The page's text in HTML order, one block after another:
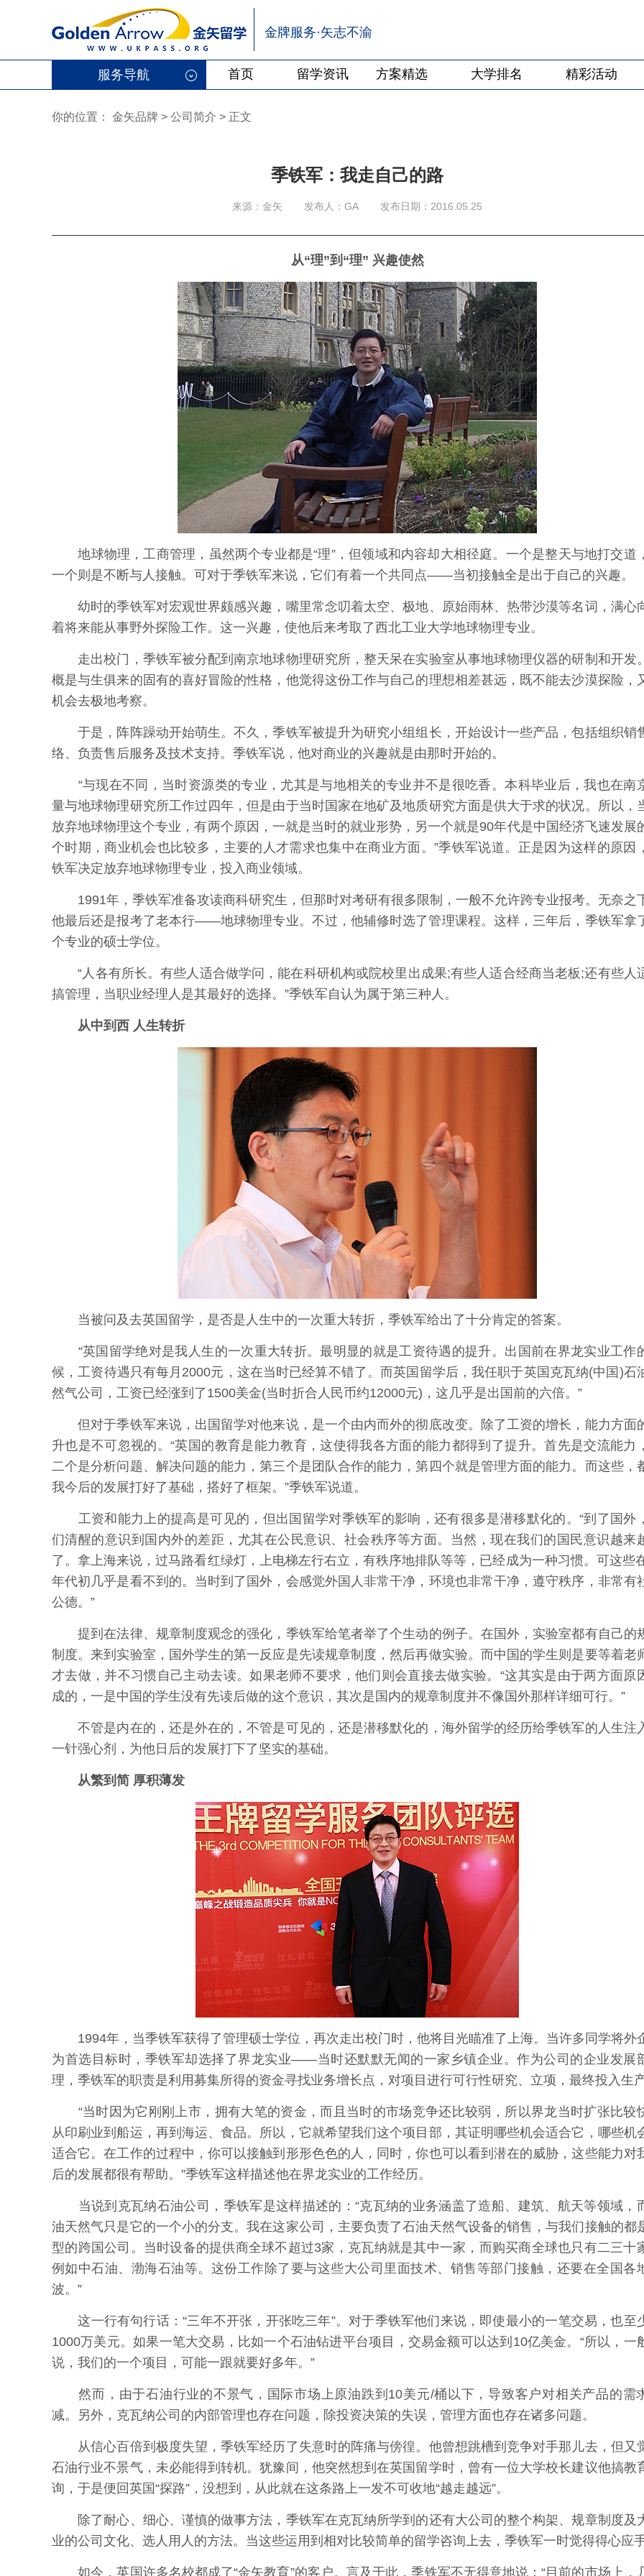
金牌服务·矢志不渝
服务导航 首页 留学资讯 方案精选 大学排名 精彩活动
你的位置： 金矢品牌 > 公司简介 > 正文
季铁军：我走自己的路
来源：金矢 发布人：GA 发布日期：2016.05.25
从“理”到“理” 兴趣使然
地球物理，工商管理，虽然两个专业都是“理”，但领域和内容却大相径庭。一个是整天与地打交道
一个则是不断与人接触。可对于季铁军来说，它们有着一个共同点——当初接触全是出于自己的兴趣。
幼时的季铁军对宏观世界颇感兴趣，嘴里常念叨着太空、极地、原始雨林、热带沙漠等名词，满心
着将来能从事野外探险工作。这一兴趣，使他后来考取了西北工业大学地球物理专业。
走出校门，季铁军被分配到南京地球物理研究所，整天呆在实验室从事地球物理仪器的研制和开发
概是与生俱来的固有的喜好冒险的性格，他觉得这份工作与自己的理想相差甚远，既不能去沙漠探险，
机会去极地考察。
于是，阵阵躁动开始萌生。不久，季铁军被提升为研究小组组长，开始设计一些产品，包括组织销
络、负责售后服务及技术支持。季铁军说，他对商业的兴趣就是由那时开始的。
“与现在不同，当时资源类的专业，尤其是与地相关的专业并不是很吃香。本科毕业后，我也在南
量与地球物理研究所工作过四年，但是由于当时国家在地矿及地质研究方面是供大于求的状况。所以，
放弃地球物理这个专业，有两个原因，一就是当时的就业形势，另一个就是90年代是中国经济飞速发展
个时期，商业机会也比较多，主要的人才需求也集中在商业方面。”季铁军说道。正是因为这样的原因
铁军决定放弃地球物理专业，投入商业领域。
1991年，季铁军准备攻读商科研究生，但那时对考研有很多限制，一般不允许跨专业报考。无奈之
他最后还是报考了老本行——地球物理专业。不过，他辅修时选了管理课程。这样，三年后，季铁军拿
个专业的硕士学位。
“人各有所长。有些人适合做学问，能在科研机构或院校里出成果;有些人适合经商当老板;还有些人
搞管理，当职业经理人是其最好的选择。”季铁军自认为属于第三种人。
从中到西 人生转折
当被问及去英国留学，是否是人生中的一次重大转折，季铁军给出了十分肯定的答案。
“英国留学绝对是我人生的一次重大转折。最明显的就是工资待遇的提升。出国前在界龙实业工作
候，工资待遇只有每月2000元，这在当时已经算不错了。而英国留学后，我任职于英国克瓦纳(中国)石
然气公司，工资已经涨到了1500美金(当时折合人民币约12000元)，这几乎是出国前的六倍。”
但对于季铁军来说，出国留学对他来说，是一个由内而外的彻底改变。除了工资的增长，能力方面
升也是不可忽视的。“英国的教育是能力教育，这使得我各方面的能力都得到了提升。首先是交流能力
二个是分析问题、解决问题的能力，第三个是团队合作的能力，第四个就是管理方面的能力。而这些，
我今后的发展打好了基础，搭好了框架。”季铁军说道。
工资和能力上的提高是可见的，但出国留学对季铁军的影响，还有很多是潜移默化的。“到了国外
们清醒的意识到国内外的差距，尤其在公民意识、社会秩序等方面。当然，现在我们的国民意识越来
了。拿上海来说，过马路看红绿灯，上电梯左行右立，有秩序地排队等等，已经成为一种习惯。可这些
年代初几乎是看不到的。当时到了国外，会感觉外国人非常干净，环境也非常干净，遵守秩序，非常有
公德。”
提到在法律、规章制度观念的强化，季铁军给笔者举了个生动的例子。在国外，实验室都有自己的
制度。来到实验室，国外学生的第一反应是先读规章制度，然后再做实验。而中国的学生则是要等着老
才去做，并不习惯自己主动去读。如果老师不要求，他们则会直接去做实验。“这其实是由于两方面原
成的，一是中国的学生没有先读后做的这个意识，其次是国内的规章制度并不像国外那样详细可行。”
不管是内在的，还是外在的，不管是可见的，还是潜移默化的，海外留学的经历给季铁军的人生注
一针强心剂，为他日后的发展打下了坚实的基础。
从繁到简 厚积薄发
1994年，当季铁军获得了管理硕士学位，再次走出校门时，他将目光瞄准了上海。当许多同学将外
为首选目标时，季铁军却选择了界龙实业——当时还默默无闻的一家乡镇企业。作为公司的企业发展
理，季铁军的职责是利用募集所得的资金寻找业务增长点，对项目进行可行性研究、立项，最终投入生产
“当时因为它刚刚上市，拥有大笔的资金，而且当时的市场竞争还比较弱，所以界龙当时扩张比较
从印刷业到船运，再到海运、食品。所以，它就希望我们这个项目部，其证明哪些机会适合它，哪些机
适合它。在工作的过程中，你可以接触到形形色色的人，同时，你也可以看到潜在的威胁，这些能力对
后的发展都很有帮助。”季铁军这样描述他在界龙实业的工作经历。
当说到克瓦纳石油公司，季铁军是这样描述的：“克瓦纳的业务涵盖了造船、建筑、航天等领域，
油天然气只是它的一个小的分支。我在这家公司，主要负责了石油天然气设备的销售，与我们接触的都
型的跨国公司。当时设备的提供商全球不超过3家，克瓦纳就是其中一家，而购买商全球也只有二三十
例如中石油、渤海石油等。这份工作除了要与这些大公司里面技术、销售等部门接触，还要在全国各
波。”
这一行有句行话：“三年不开张，开张吃三年”。对于季铁军他们来说，即使最小的一笔交易，也至
1000万美元。如果一笔大交易，比如一个石油钻进平台项目，交易金额可以达到10亿美金。“所以，一
说，我们的一个项目，可能一跟就要好多年。”
然而，由于石油行业的不景气，国际市场上原油跌到10美元/桶以下，导致客户对相关产品的需
减。另外，克瓦纳公司的内部管理也存在问题，除投资决策的失误，管理方面也存在诸多问题。
从信心百倍到极度失望，季铁军经历了失意时的阵痛与傍徨。他曾想跳槽到竞争对手那儿去，但又
石油行业不景气，未必能得到转机。犹豫间，他突然想到在英国留学时，曾有一位大学校长建议他搞教
询，于是便回英国“探路”，没想到，从此就在这条路上一发不可收地“越走越远”。
除了耐心、细心、谨慎的做事方法，季铁军在克瓦纳所学到的还有大公司的整个构架、规章制度及
业的公司文化、选人用人的方法。当这些运用到相对比较简单的留学咨询上去，季铁军一时觉得得心应手
如今，英国许多名校都成了“金矢教育”的客户。言及于此，季铁军不无得意地说：“目前的市场上，